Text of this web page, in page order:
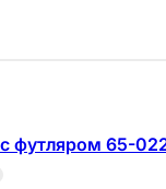
футляром 65-